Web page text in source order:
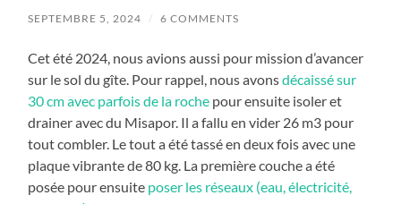
SEPTEMBRE 5, 2024 / 6 COMMENTS
Cet été 2024, nous avions aussi pour mission d’avancer
sur le sol du gîte. Pour rappel, nous avonsdécaissé sur
30 cm avec parfois de la roche pour ensuite isoler et
drainer avec du Misapor. Il a fallu en vider 26 m3 pour
tout combler. Le tout a été tassé en deux fois avec une
plaque vibrante de 80 kg. La première couche a été
posée pour ensuite poser les réseaux (eau, électricité,